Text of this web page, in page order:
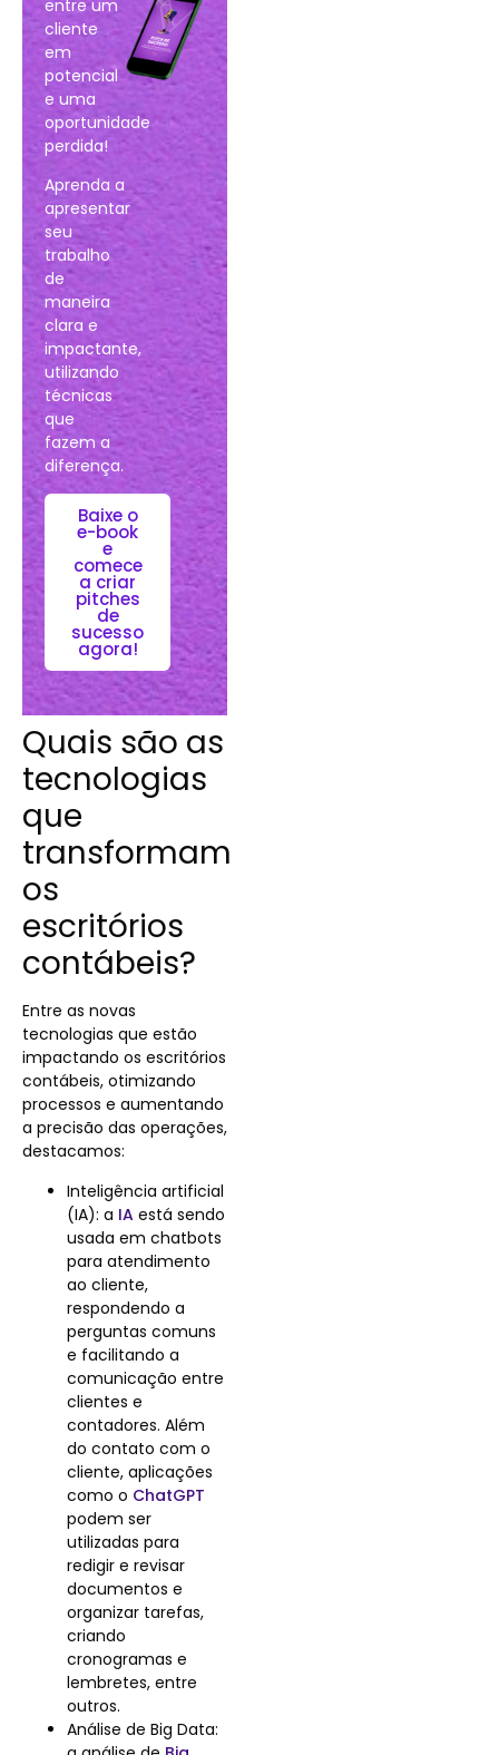
entre um
cliente
em
potencial
e uma
oportunidade
perdida!
Aprenda a
apresentar
seu
trabalho
de
maneira
clara e
impactante,
utilizando
técnicas
que
fazem a
diferença.
Baixe o
e-book
e
comece
a criar
pitches
de
sucesso
agora!
Quais são as
tecnologias
que
transformam
os
escritórios
contábeis?
Entre as novas
tecnologias que estão
impactando os escritórios
contábeis, otimizando
processos e aumentando
a precisão das operações,
destacamos:
Inteligência artificial
(IA): a IA está sendo
usada em chatbots
para atendimento
ao cliente,
respondendo a
perguntas comuns
e facilitando a
comunicação entre
clientes e
contadores. Além
do contato com o
cliente, aplicações
como o ChatGPT
podem ser
utilizadas para
redigir e revisar
documentos e
organizar tarefas,
criando
cronogramas e
lembretes, entre
outros.
Análise de Big Data: